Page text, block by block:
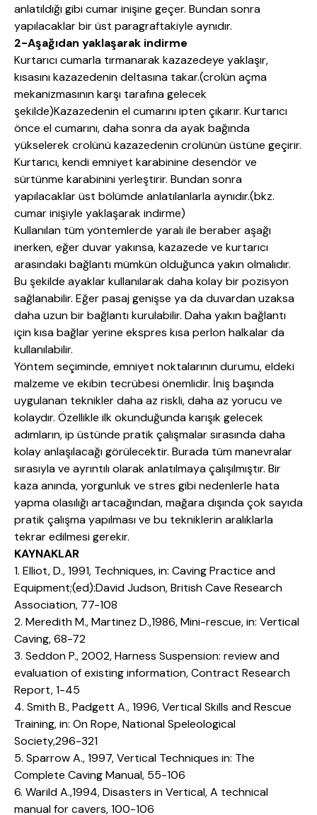
anlatıldığı gibi cumar inişine geçer. Bundan sonra
yapılacaklar bir üst paragraftakiyle aynıdır.
2-Aşağıdan yaklaşarak indirme
Kurtarıcı cumarla tırmanarak kazazedeye yaklaşır,
kısasını kazazedenin deltasına takar.(crolün açma
mekanizmasının karşı tarafına gelecek
şekilde)Kazazedenin el cumarını ipten çıkarır. Kurtarıcı
önce el cumarını, daha sonra da ayak bağında
yükselerek crolünü kazazedenin crolünün üstüne geçirir.
Kurtarıcı, kendi emniyet karabinine desendör ve
sürtünme karabinini yerleştirir. Bundan sonra
yapılacaklar üst bölümde anlatılanlarla aynıdır.(bkz.
cumar inişiyle yaklaşarak indirme)
Kullanılan tüm yöntemlerde yaralı ile beraber aşağı
inerken, eğer duvar yakınsa, kazazede ve kurtarıcı
arasındaki bağlantı mümkün olduğunca yakın olmalıdır.
Bu şekilde ayaklar kullanılarak daha kolay bir pozisyon
sağlanabilir. Eğer pasaj genişse ya da duvardan uzaksa
daha uzun bir bağlantı kurulabilir. Daha yakın bağlantı
için kısa bağlar yerine ekspres kısa perlon halkalar da
kullanılabilir.
Yöntem seçiminde, emniyet noktalarının durumu, eldeki
malzeme ve ekibin tecrübesi önemlidir. İniş başında
uygulanan teknikler daha az riskli, daha az yorucu ve
kolaydır. Özellikle ilk okunduğunda karışık gelecek
adımların, ip üstünde pratik çalışmalar sırasında daha
kolay anlaşılacağı görülecektir. Burada tüm manevralar
sırasıyla ve ayrıntılı olarak anlatılmaya çalışılmıştır. Bir
kaza anında, yorgunluk ve stres gibi nedenlerle hata
yapma olasılığı artacağından, mağara dışında çok sayıda
pratik çalışma yapılması ve bu tekniklerin aralıklarla
tekrar edilmesi gerekir.
KAYNAKLAR
1. Elliot, D., 1991, Techniques, in: Caving Practice and
Equipment;(ed):David Judson, British Cave Research
Association, 77-108
2. Meredith M., Martinez D.,1986, Mini-rescue, in: Vertical
Caving, 68-72
3. Seddon P., 2002, Harness Suspension: review and
evaluation of existing information, Contract Research
Report, 1-45
4. Smith B., Padgett A., 1996, Vertical Skills and Rescue
Training, in: On Rope, National Speleological
Society,296-321
5. Sparrow A., 1997, Vertical Techniques in: The
Complete Caving Manual, 55-106
6. Warild A.,1994, Disasters in Vertical, A technical
manual for cavers, 100-106